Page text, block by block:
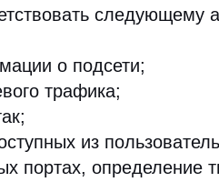
следующему
о подсети;
трафика;
из
портах, определение